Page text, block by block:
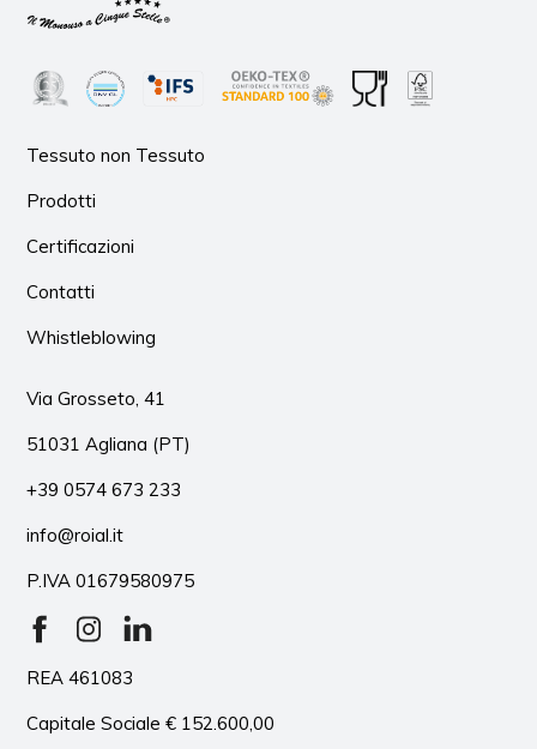
Via Grosseto, 41
51031 Agliana (PT)
+39 0574 673 233
info@roial.it
P.IVA 01679580975
REA 461083
Capitale Sociale € 152.600,00
Tessuto non Tessuto
Prodotti
Certificazioni
Contatti
Whistleblowing